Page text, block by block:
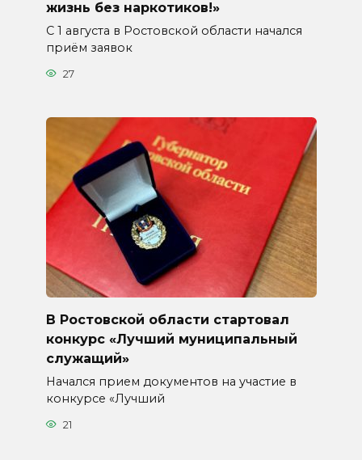
жизнь без наркотиков!»
С 1 августа в Ростовской области начался
приём заявок
27
В Ростовской области стартовал
конкурс «Лучший муниципальный
служащий»
Начался прием документов на участие в
конкурсе «Лучший
21